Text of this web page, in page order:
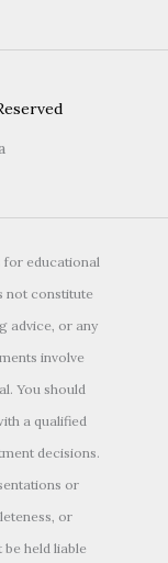
for educational
not constitute
advice, or any
involve
You should
a qualified
decisions.
or
or
held liable